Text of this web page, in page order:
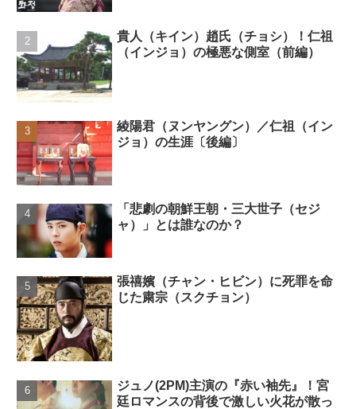
貴人（キイン）趙氏（チョシ）！仁祖
（インジョ）の極悪な側室（前編）
綾陽君（ヌンヤングン）／仁祖（イン
ジョ）の生涯〔後編〕
「悲劇の朝鮮王朝・三大世子（セジ
ャ）」とは誰なのか？
張禧嬪（チャン・ヒビン）に死罪を命
じた粛宗（スクチョン）
ジュノ(2PM)主演の『赤い袖先』！宮
廷ロマンスの背後で激しい火花が散っ